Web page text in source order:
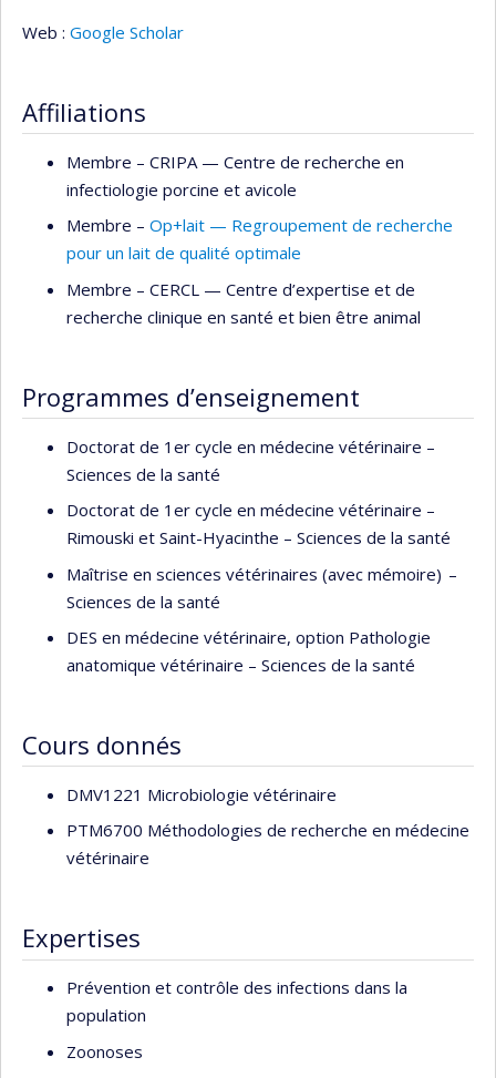
Web : Google Scholar
Affiliations
Membre – CRIPA — Centre de recherche en
infectiologie porcine et avicole
Membre – Op+lait — Regroupement de recherche
pour un lait de qualité optimale
Membre – CERCL — Centre d’expertise et de
recherche clinique en santé et bien être animal
Programmes d’enseignement
Doctorat de 1er cycle en médecine vétérinaire –
Sciences de la santé
Doctorat de 1er cycle en médecine vétérinaire –
Rimouski et Saint-Hyacinthe – Sciences de la santé
Maîtrise en sciences vétérinaires (avec mémoire) –
Sciences de la santé
DES en médecine vétérinaire, option Pathologie
anatomique vétérinaire – Sciences de la santé
Cours donnés
DMV1221 Microbiologie vétérinaire
PTM6700 Méthodologies de recherche en médecine
vétérinaire
Expertises
Prévention et contrôle des infections dans la
population
Zoonoses